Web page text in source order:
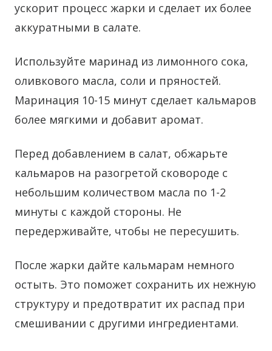
ускорит процесс жарки и сделает их более
аккуратными в салате.
Используйте маринад из лимонного сока,
оливкового масла, соли и пряностей.
Маринация 10-15 минут сделает кальмаров
более мягкими и добавит аромат.
Перед добавлением в салат, обжарьте
кальмаров на разогретой сковороде с
небольшим количеством масла по 1-2
минуты с каждой стороны. Не
передерживайте, чтобы не пересушить.
После жарки дайте кальмарам немного
остыть. Это поможет сохранить их нежную
структуру и предотвратит их распад при
смешивании с другими ингредиентами.